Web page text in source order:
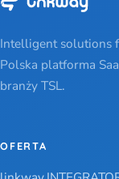
Intelligent solutions
Polska platforma
branży TSL.
OFERTA